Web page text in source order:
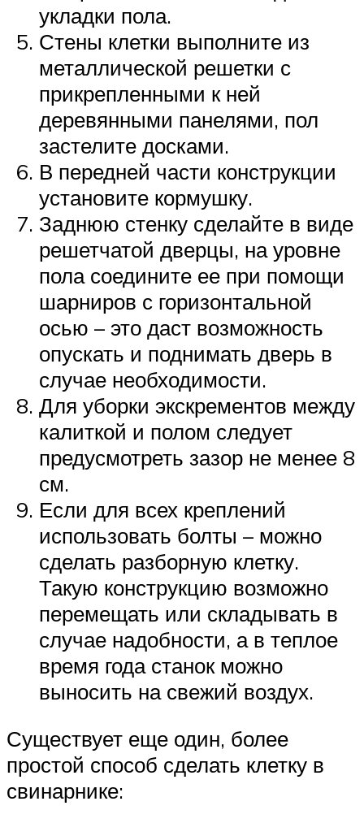
укладки пола.
Стены клетки выполните из
металлической решетки с
прикрепленными к ней
деревянными панелями, пол
застелите досками.
В передней части конструкции
установите кормушку.
Заднюю стенку сделайте в виде
решетчатой дверцы, на уровне
пола соедините ее при помощи
шарниров с горизонтальной
осью – это даст возможность
опускать и поднимать дверь в
случае необходимости.
Для уборки экскрементов между
калиткой и полом следует
предусмотреть зазор не менее 8
см.
Если для всех креплений
использовать болты – можно
сделать разборную клетку.
Такую конструкцию возможно
перемещать или складывать в
случае надобности, а в теплое
время года станок можно
выносить на свежий воздух.
Существует еще один, более
простой способ сделать клетку в
свинарнике: